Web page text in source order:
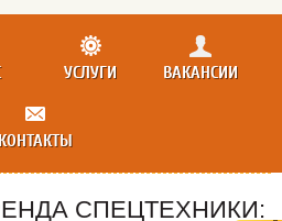
УСЛУГИ ВАКАНСИИ
КОНТАКТЫ
СПЕЦТЕХНИКИ: